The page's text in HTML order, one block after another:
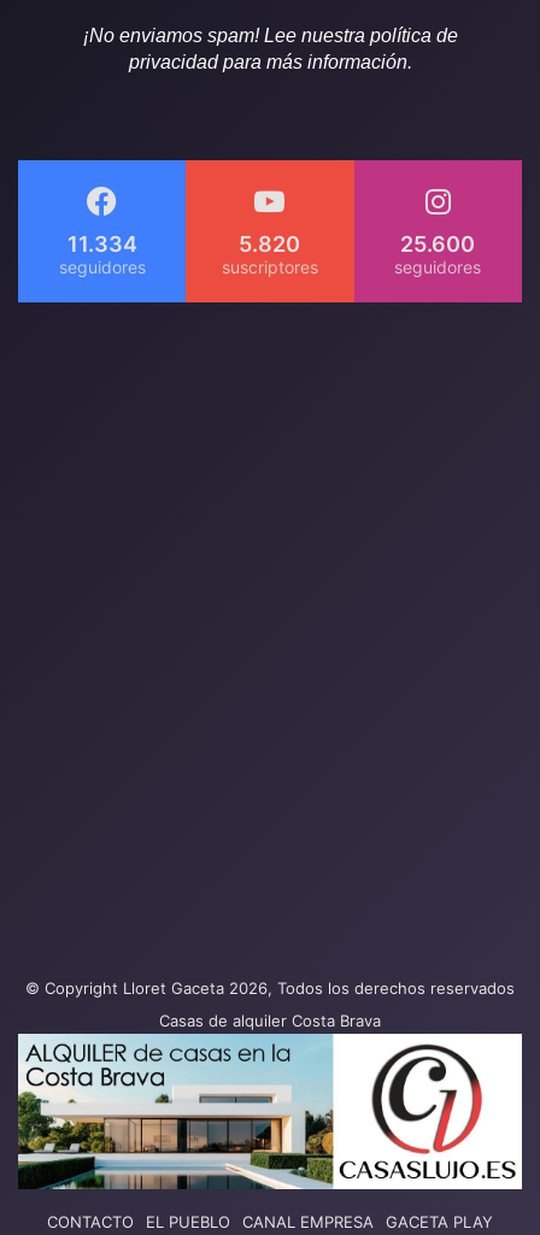
¡No enviamos spam! Lee nuestra política de
privacidad para más información.
11.334 5.820 25.600
© Copyright Lloret Gaceta 2026, Todos los derechos reservados
Casas de alquiler Costa Brava
CONTACTO EL PUEBLO CANAL EMPRESA GACETA PLAY